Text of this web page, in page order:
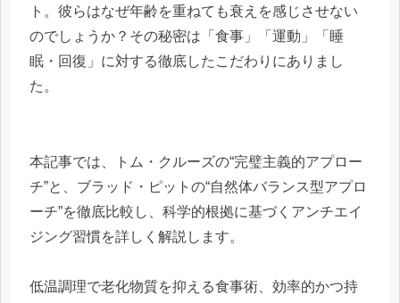
ト。彼らはなぜ年齢を重ねても衰えを感じさせない
のでしょうか？その秘密は「食事」「運動」「睡
眠・回復」に対する徹底したこだわりにありまし
た。
本記事では、トム・クルーズの“完璧主義的アプロー
チ”と、ブラッド・ピットの“自然体バランス型アプロ
ーチ”を徹底比較し、科学的根拠に基づくアンチエイ
ジング習慣を詳しく解説します。
低温調理で老化物質を抑える食事術、効率的かつ持